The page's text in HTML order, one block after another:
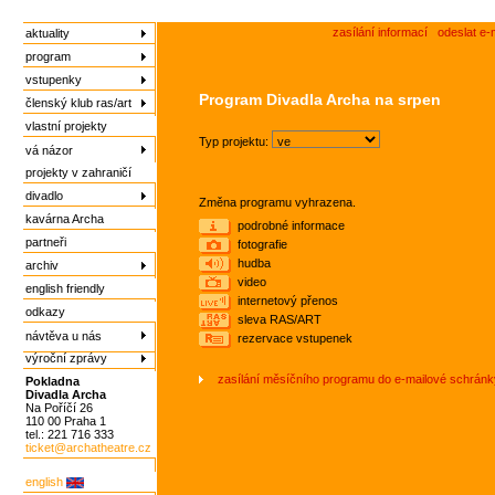
aktuality
program
vstupenky
členský klub ras/art
vlastní projekty
vá názor
projekty v zahraničí
divadlo
kavárna Archa
partneři
archiv
english friendly
odkazy
návtěva u nás
výroční zprávy
Pokladna
Divadla Archa
Na Poříčí 26
110 00 Praha 1
tel.: 221 716 333
ticket@archatheatre.cz
english
zasílání informací odeslat e-
Program Divadla Archa na srpen
Typ projektu:
Změna programu vyhrazena.
podrobné informace
fotografie
hudba
video
internetový přenos
sleva RAS/ART
rezervace vstupenek
zasílání měsíčního programu do e-mailové